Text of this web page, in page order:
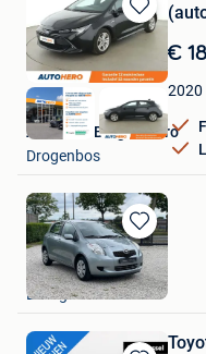
Sauvegarder
dans
Favoris
€
2020
Autohero Belgium Pro
Drogenbos
Sauvegarder
dans
Mes
Favoris
Autos Express
Ledegem